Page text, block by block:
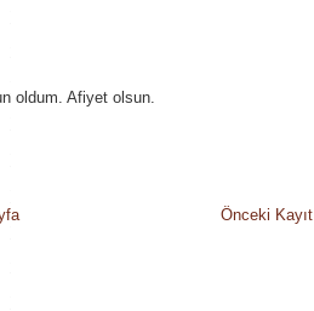
oldum. Afiyet olsun.
Önceki Kayıt